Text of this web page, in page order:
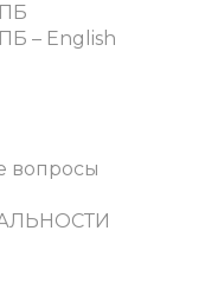
– English
вопросы